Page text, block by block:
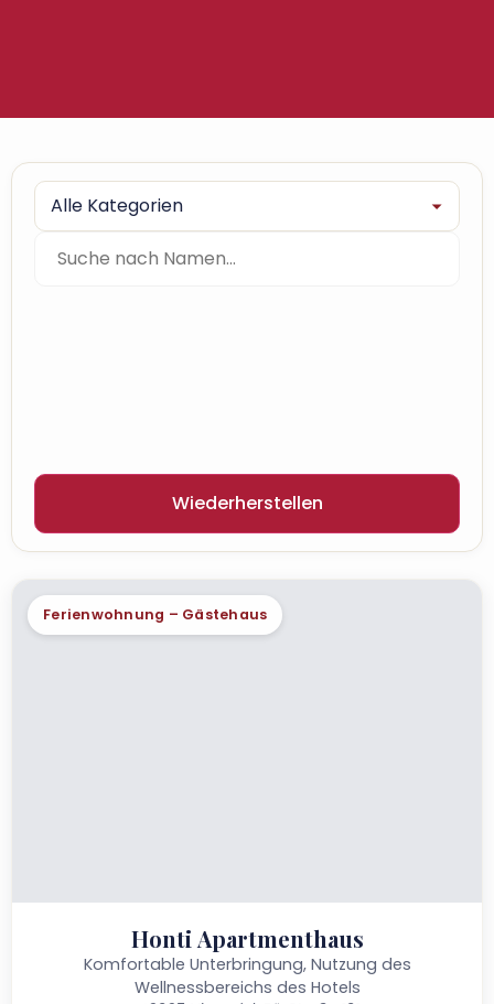
Wiederherstellen
Ferienwohnung – Gästehaus
Honti Apartmenthaus
Komfortable Unterbringung, Nutzung des
Wellnessbereichs des Hotels